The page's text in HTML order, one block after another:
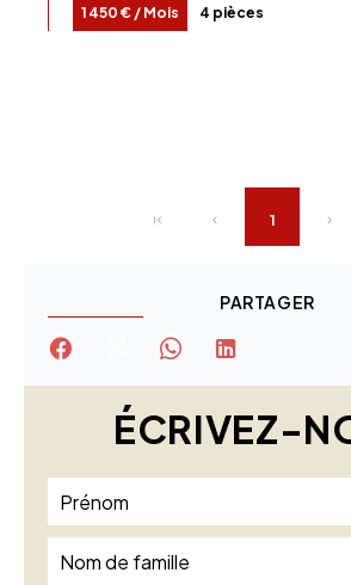
1 450 € / Mois 4 pièces
1
PARTAGER
ÉCRIVEZ-